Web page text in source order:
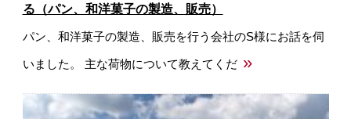
る（パン、和洋菓子の製造、販売）
パン、和洋菓子の製造、販売を行う会社のS様にお話を伺
いました。 主な荷物について教えてくだ »